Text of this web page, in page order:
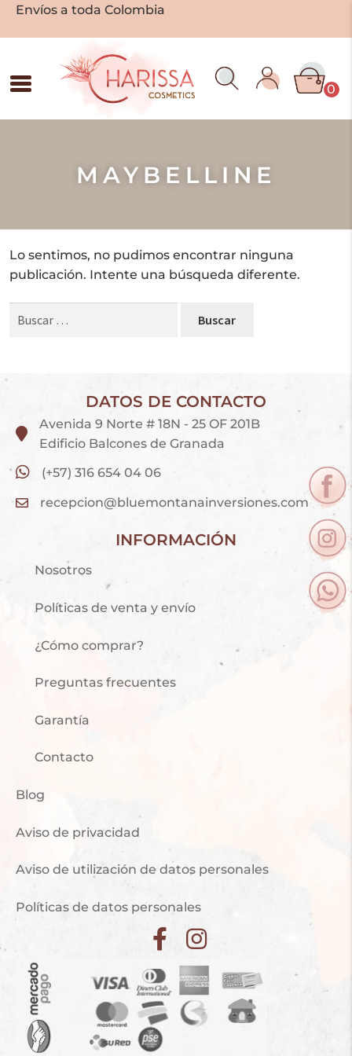
Envíos a toda Colombia
0
MAYBELLINE
Lo sentimos, no pudimos encontrar ninguna
publicación. Intente una búsqueda diferente.
DATOS DE CONTACTO
Avenida 9 Norte # 18N - 25 OF 201B
Edificio Balcones de Granada
(+57) 316 654 04 06
recepcion@bluemontanainversiones.com
INFORMACIÓN
Nosotros
Políticas de venta y envío
¿Cómo comprar?
Preguntas frecuentes
Garantía
Contacto
Blog
Aviso de privacidad
Aviso de utilización de datos personales
Políticas de datos personales